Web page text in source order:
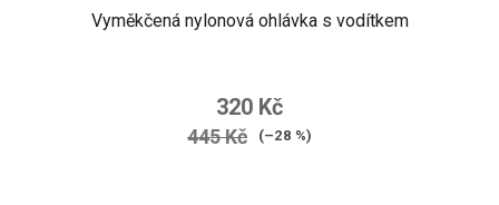
Vyměkčená nylonová ohlávka s vodítkem
320 Kč
445 Kč (–28 %)